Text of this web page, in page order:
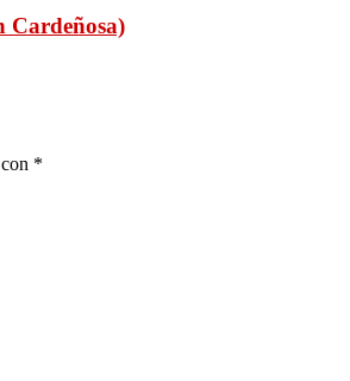
Cardeñosa)
*